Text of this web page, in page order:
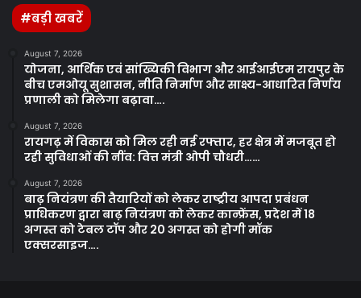
#बड़ी खबरें
August 7, 2026
योजना, आर्थिक एवं सांख्यिकी विभाग और आईआईएम रायपुर के
बीच एमओयू सुशासन, नीति निर्माण और साक्ष्य-आधारित निर्णय
प्रणाली को मिलेगा बढ़ावा….
August 7, 2026
रायगढ़ में विकास को मिल रही नई रफ्तार, हर क्षेत्र में मजबूत हो
रही सुविधाओं की नींव: वित्त मंत्री ओपी चौधरी……
August 7, 2026
बाढ़ नियंत्रण की तैयारियों को लेकर राष्ट्रीय आपदा प्रबंधन
प्राधिकरण द्वारा बाढ़ नियंत्रण को लेकर कान्फ्रेंस, प्रदेश में 18
अगस्त को टेबल टॉप और 20 अगस्त को होगी मॉक
एक्सरसाइज….